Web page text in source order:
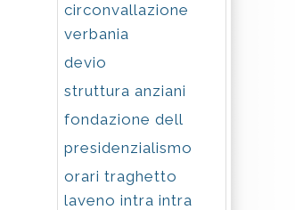
circonvallazione
verbania
devio
struttura anziani
fondazione dell
presidenzialismo
orari traghetto
laveno intra intra